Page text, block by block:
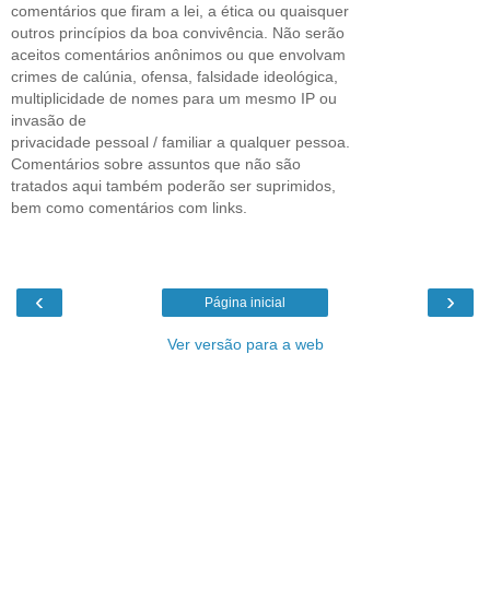
comentários que firam a lei, a ética ou quaisquer
outros princípios da boa convivência. Não serão
aceitos comentários anônimos ou que envolvam
crimes de calúnia, ofensa, falsidade ideológica,
multiplicidade de nomes para um mesmo IP ou
invasão de
privacidade pessoal / familiar a qualquer pessoa.
Comentários sobre assuntos que não são
tratados aqui também poderão ser suprimidos,
bem como comentários com links.
‹ ›
Página inicial
Ver versão para a web